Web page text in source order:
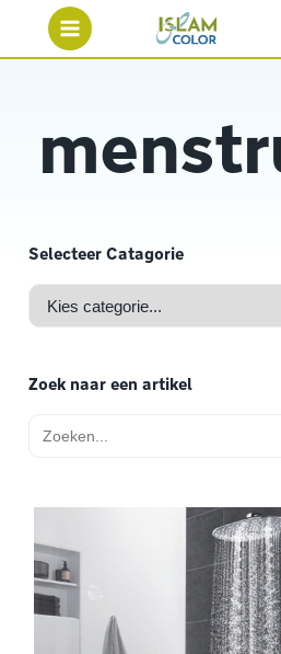
Selecteer Catagorie
Zoek naar een artikel
naar: